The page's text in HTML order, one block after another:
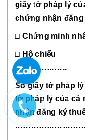
giấy tờ pháp lý
chứng nhận
□ Chứng minh
□ Hộ chiếu
………………..
Số giấy tờ pháp
tờ pháp lý của cá
nhận đăng ký